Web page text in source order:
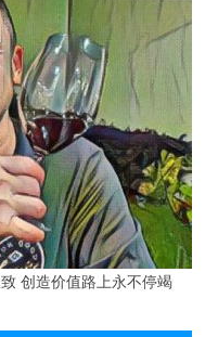
创造价值路上永不停竭